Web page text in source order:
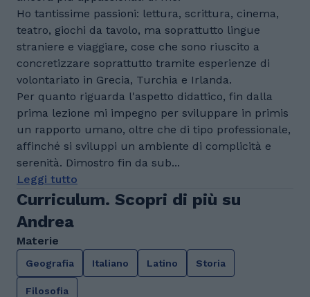
Ho tantissime passioni: lettura, scrittura, cinema,
teatro, giochi da tavolo, ma soprattutto lingue
straniere e viaggiare, cose che sono riuscito a
concretizzare soprattutto tramite esperienze di
volontariato in Grecia, Turchia e Irlanda.
Per quanto riguarda l'aspetto didattico, fin dalla
prima lezione mi impegno per sviluppare in primis
un rapporto umano, oltre che di tipo professionale,
affinché si sviluppi un ambiente di complicità e
serenità. Dimostro fin da sub...
Leggi tutto
Curriculum. Scopri di più su
Andrea
Materie
Geografia Italiano Latino Storia
Filosofia